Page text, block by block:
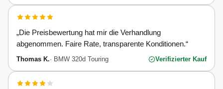
„Die Preisbewertung hat mir die Verhandlung
abgenommen. Faire Rate, transparente Konditionen.“
Thomas K.· BMW 320d Touring Verifizierter Kauf